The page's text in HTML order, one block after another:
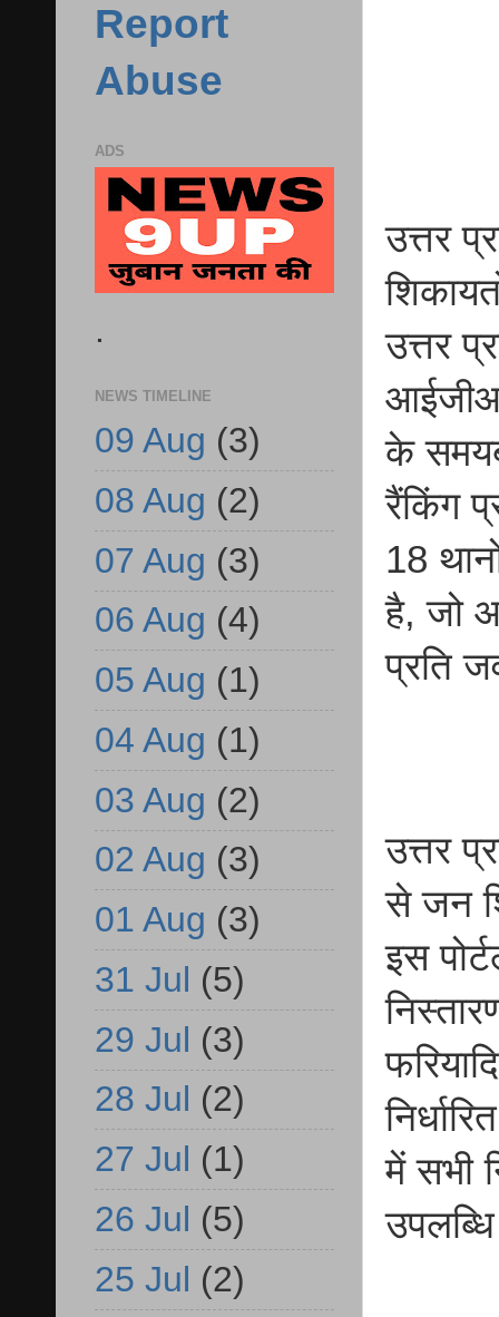
उत्तर
उत्तर
के
रैंकिंग
18
है, जो
प्रति
उत्तर
से जन
इस
में सभी
Report
Abuse
ADS
.
NEWS TIMELINE
09 Aug (3)
08 Aug (2)
07 Aug (3)
06 Aug (4)
05 Aug (1)
04 Aug (1)
03 Aug (2)
02 Aug (3)
01 Aug (3)
31 Jul (5)
29 Jul (3)
28 Jul (2)
27 Jul (1)
26 Jul (5)
25 Jul (2)